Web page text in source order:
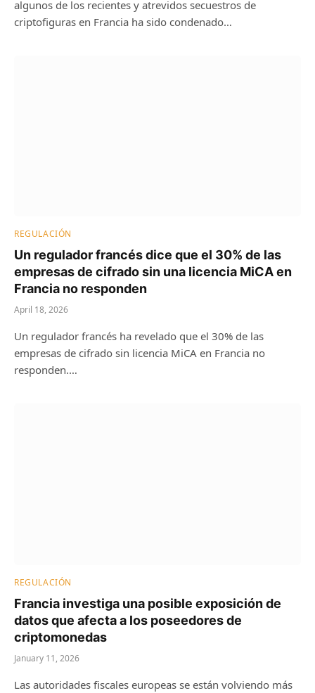
algunos de los recientes y atrevidos secuestros de
criptofiguras en Francia ha sido condenado…
REGULACIÓN
Un regulador francés dice que el 30% de las
empresas de cifrado sin una licencia MiCA en
Francia no responden
April 18, 2026
Un regulador francés ha revelado que el 30% de las
empresas de cifrado sin licencia MiCA en Francia no
responden.…
REGULACIÓN
Francia investiga una posible exposición de
datos que afecta a los poseedores de
criptomonedas
January 11, 2026
Las autoridades fiscales europeas se están volviendo más